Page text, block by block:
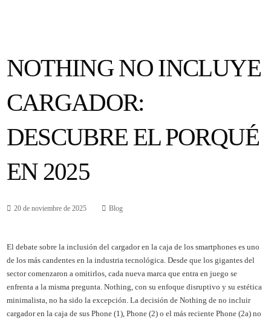
NOTHING NO INCLUYE
CARGADOR:
DESCUBRE EL PORQUÉ
EN 2025
20 de noviembre de 2025 Blog
El debate sobre la inclusión del cargador en la caja de los smartphones es uno
de los más candentes en la industria tecnológica. Desde que los gigantes del
sector comenzaron a omitirlos, cada nueva marca que entra en juego se
enfrenta a la misma pregunta. Nothing, con su enfoque disruptivo y su estética
minimalista, no ha sido la excepción. La decisión de Nothing de no incluir
cargador en la caja de sus Phone (1), Phone (2) o el más reciente Phone (2a) no